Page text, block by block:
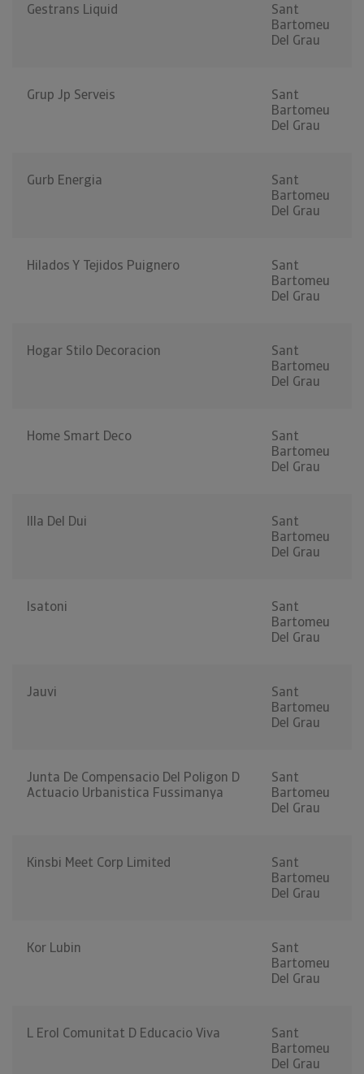
Gestrans Liquid
Sant
Bartomeu
Del Grau
Grup Jp Serveis
Sant
Bartomeu
Del Grau
Gurb Energia
Sant
Bartomeu
Del Grau
Hilados Y Tejidos Puignero
Sant
Bartomeu
Del Grau
Hogar Stilo Decoracion
Sant
Bartomeu
Del Grau
Home Smart Deco
Sant
Bartomeu
Del Grau
Illa Del Dui
Sant
Bartomeu
Del Grau
Isatoni
Sant
Bartomeu
Del Grau
Jauvi
Sant
Bartomeu
Del Grau
Junta De Compensacio Del Poligon D
Actuacio Urbanistica Fussimanya
Sant
Bartomeu
Del Grau
Kinsbi Meet Corp Limited
Sant
Bartomeu
Del Grau
Kor Lubin
Sant
Bartomeu
Del Grau
L Erol Comunitat D Educacio Viva
Sant
Bartomeu
Del Grau